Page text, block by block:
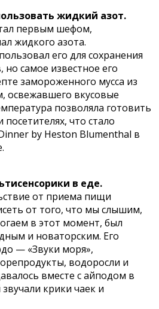
жидкий азот.
первым шефом,
жидкого азота.
его для сохранения
но самое известное его
замороженного мусса из
освежавшего вкусовые
позволяла готовить
что стало
by Heston Blumenthal в
в еде.
от приема пищи
от того, что мы слышим,
в этот момент, был
и новаторским. Его
— «Звуки моря»,
водоросли и
вместе с айподом в
крики чаек и